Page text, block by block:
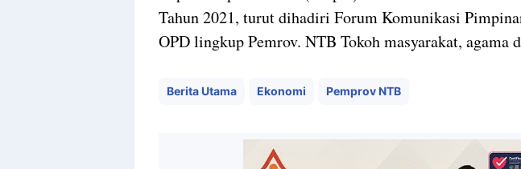
Tahun 2021, turut dihadiri Forum Komunikasi
OPD lingkup Pemrov. NTB Tokoh masyarakat, agama
Berita Utama Ekonomi Pemprov NTB